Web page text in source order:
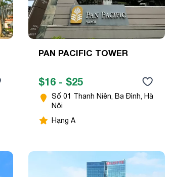
PAN PACIFIC TOWER
$16 - $25
Số 01 Thanh Niên, Ba Đình, Hà
Nội
Hạng A